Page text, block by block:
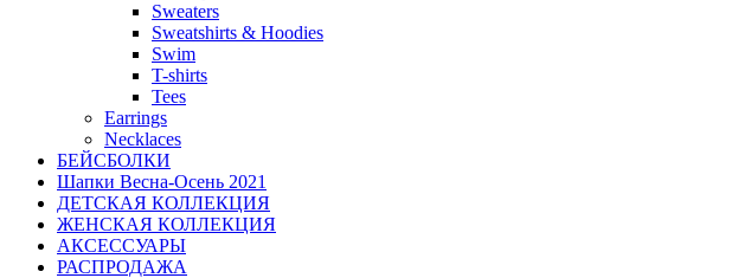
Sweaters
Sweatshirts & Hoodies
Swim
T-shirts
Tees
Earrings
Necklaces
БЕЙСБОЛКИ
Шапки Весна-Осень 2021
ДЕТСКАЯ КОЛЛЕКЦИЯ
ЖЕНСКАЯ КОЛЛЕКЦИЯ
АКСЕССУАРЫ
РАСПРОДАЖА